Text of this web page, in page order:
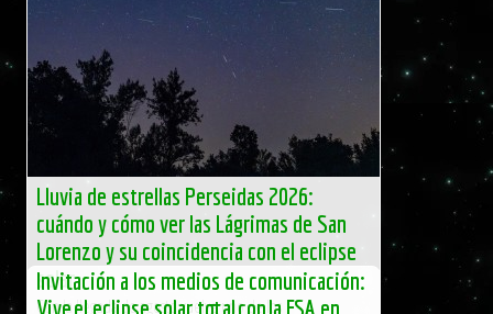
Lluvia de estrellas Perseidas 2026:
cuándo y cómo ver las Lágrimas de San
Lorenzo y su coincidencia con el eclipse
solar
Con la llegada de agosto vuelve uno de los
Invitación a los medios de comunicación:
Vive el eclipse solar total con la ESA en